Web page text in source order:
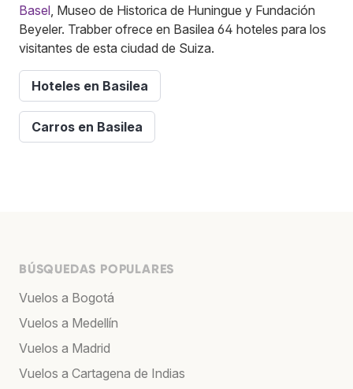
Basel , Museo de Historica de Huningue y Fundación
Beyeler. Trabber ofrece en Basilea 64 hoteles para los
visitantes de esta ciudad de Suiza.
Hoteles en Basilea
Carros en Basilea
BÚSQUEDAS POPULARES
Vuelos a Bogotá
Vuelos a Medellín
Vuelos a Madrid
Vuelos a Cartagena de Indias